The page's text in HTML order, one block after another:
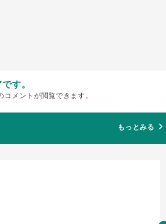
す。
メントが閲覧できます。
もっとみる